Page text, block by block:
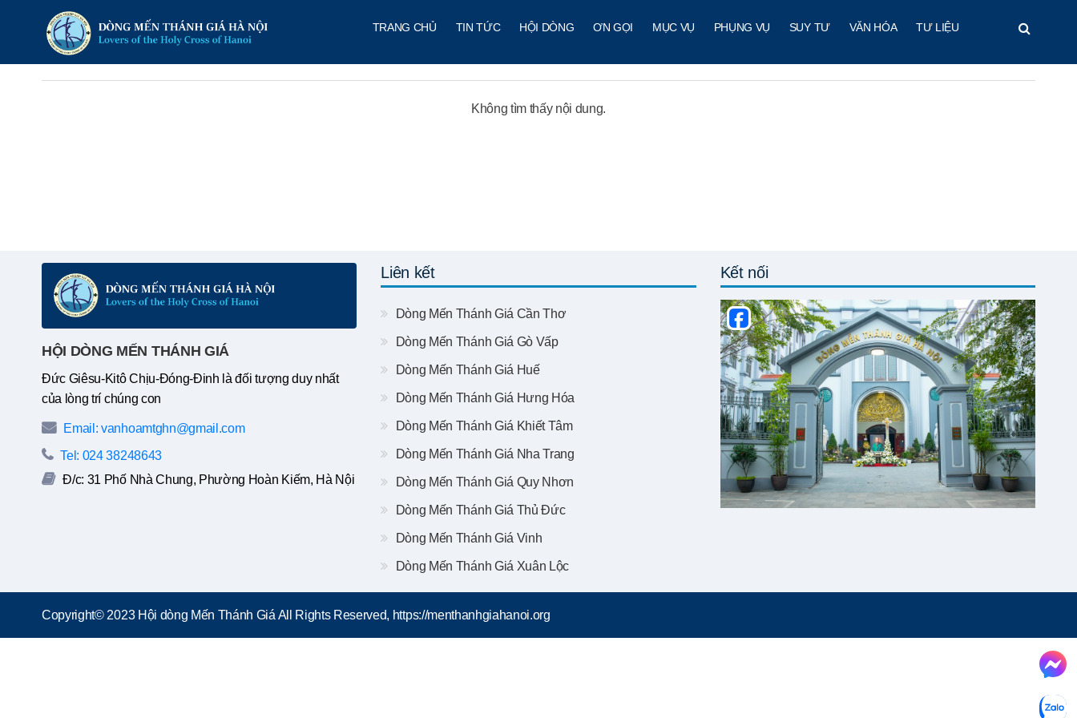
TRANG CHỦ TIN TỨC HỘI DÒNG ƠN GỌI MỤC VỤ PHỤNG VỤ SUY TƯ VĂN HÓA TƯ LIỆU
Không tìm thấy nội dung.
HỘI DÒNG MẾN THÁNH GIÁ
Đức Giêsu-Kitô Chịu-Đóng-Đinh là đối tượng duy nhất
của lòng trí chúng con
Email: vanhoamtghn@gmail.com
Tel: 024 38248643
Đ/c: 31 Phố Nhà Chung, Phường Hoàn Kiếm, Hà Nội
Liên kết
Dòng Mến Thánh Giá Cần Thơ
Dòng Mến Thánh Giá Gò Vấp
Dòng Mến Thánh Giá Huế
Dòng Mến Thánh Giá Hưng Hóa
Dòng Mến Thánh Giá Khiết Tâm
Dòng Mến Thánh Giá Nha Trang
Dòng Mến Thánh Giá Quy Nhơn
Dòng Mến Thánh Giá Thủ Đức
Dòng Mến Thánh Giá Vinh
Dòng Mến Thánh Giá Xuân Lộc
Kết nối
Copyright© 2023 Hội dòng Mến Thánh Giá All Rights Reserved, https://menthanhgiahanoi.org